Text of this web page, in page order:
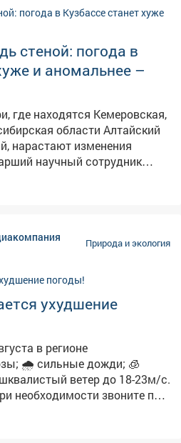
стеной: погода в
и аномальнее –
где находятся Кемеровская,
области Алтайский
нарастают изменения
научный сотрудник
и
РАН Наталья Чередько, её
жарче и
периоды станут резче
Чередько. По её
запад Сибири пережил
осадки местами оказались
блокировал
с Атлантики и принимал
свой
Россби, формирующие
удерживающие жар.
во время засухи земля
после этого резко
Природа и экология
ухудшение
в регионе
необходимости звоните по